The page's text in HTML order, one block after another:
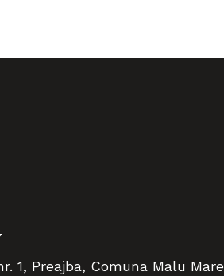
1, Preajba, Comuna Malu Mare